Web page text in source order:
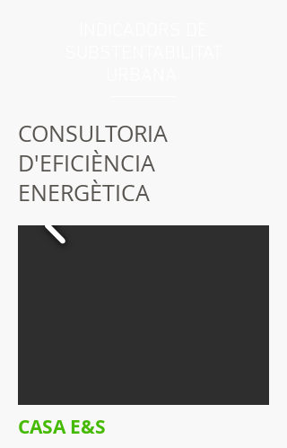
CONSULTORIA
D'EFICIÈNCIA
ENERGÈTICA
CASA E&S